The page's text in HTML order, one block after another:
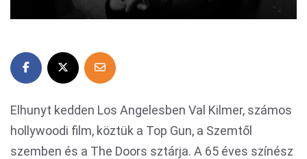
Elhunyt kedden Los Angelesben Val Kilmer, számos
hollywoodi film, köztük a Top Gun, a Szemtől
szemben és a The Doors sztárja. A 65 éves színész